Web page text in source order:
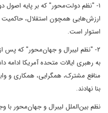
۱- "نظم دولت‌محور" که بر پایه اصول
ارزش‌هایی همچون استقلال، حاکمیت
استوار است.
۲- "نظم لیبرال و جهان‌محور" که پس
به رهبری ایالات متحده آمریکا
منافع مشترک، همگرایی، همکاری و
بنا نهادند.
نظم بین‌الملل لیبرال و جهان‌محور با